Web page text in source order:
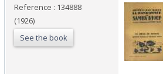
Reference : 134888
(1926)
See the book